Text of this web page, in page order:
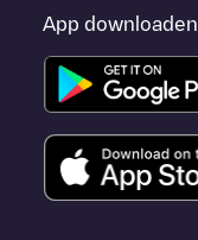
App downloaden